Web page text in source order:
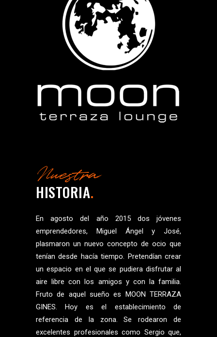
Nuestra
HISTORIA.
En agosto del año 2015 dos jóvenes
emprendedores, Miguel Ángel y José,
plasmaron un nuevo concepto de ocio que
tenían desde hacía tiempo. Pretendían crear
un espacio en el que se pudiera disfrutar al
aire libre con los amigos y con la familia.
Fruto de aquel sueño es MOON TERRAZA
GINES. Hoy es el establecimiento de
referencia de la zona. Se rodearon de
excelentes profesionales como Sergio que,